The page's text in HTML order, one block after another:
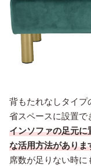
背もたれなしタイプ
省スペースに設置で
インソファの足元
な活用方法がありま
席数が足りない時に